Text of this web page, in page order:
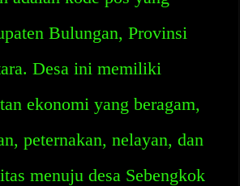
Bulungan, Provinsi
Desa ini memiliki
ekonomi yang beragam,
peternakan, nelayan, dan
menuju desa Sebengkok